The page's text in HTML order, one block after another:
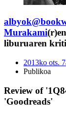
Murakami(r)en
liburuaren
2013ko ots.
Publikoa
Review of
'Goodreads'